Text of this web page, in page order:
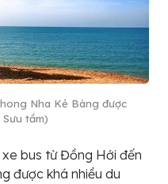
Nha Kẻ Bàng được
tầm)
xe bus từ Đồng Hới đến
được khá nhiều du